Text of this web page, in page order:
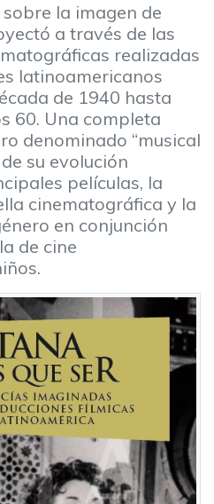
la imagen de
a través de las
realizadas
latinoamericanos
de 1940 hasta
60. Una completa
denominado “musical
su evolución
películas, la
cinematográfica y la
en conjunción
de cine